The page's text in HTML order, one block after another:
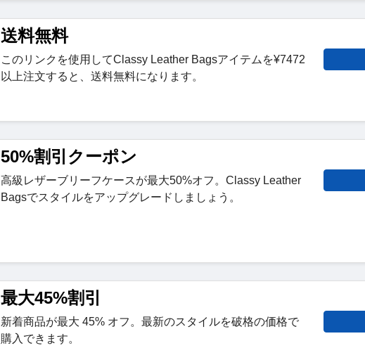
送料無料
このリンクを使用してClassy Leather Bagsアイテムを¥7472
以上注文すると、送料無料になります。
50%割引クーポン
高級レザーブリーフケースが最大50%オフ。Classy Leather
Bagsでスタイルをアップグレードしましょう。
最大45%割引
新着商品が最大 45% オフ。最新のスタイルを破格の価格で
購入できます。